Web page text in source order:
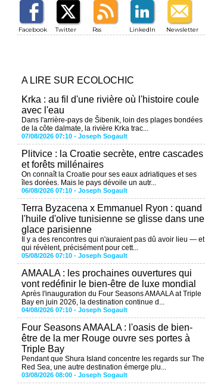
Facebook Twitter Rss LinkedIn Newsletter
A LIRE SUR ECOLOCHIC
Krka : au fil d'une rivière où l'histoire coule
avec l'eau
Dans l'arrière-pays de Šibenik, loin des plages bondées
de la côte dalmate, la rivière Krka trac...
07/08/2026 07:10 - Joseph Sogault
Plitvice : la Croatie secrète, entre cascades
et forêts millénaires
On connaît la Croatie pour ses eaux adriatiques et ses
îles dorées. Mais le pays dévoile un autr...
06/08/2026 07:10 - Joseph Sogault
Terra Byzacena x Emmanuel Ryon : quand
l'huile d'olive tunisienne se glisse dans une
glace parisienne
Il y a des rencontres qui n'auraient pas dû avoir lieu — et
qui révèlent, précisément pour cett...
05/08/2026 07:10 - Joseph Sogault
AMAALA : les prochaines ouvertures qui
vont redéfinir le bien-être de luxe mondial
Après l'inauguration du Four Seasons AMAALA at Triple
Bay en juin 2026, la destination continue d...
04/08/2026 07:10 - Joseph Sogault
Four Seasons AMAALA : l'oasis de bien-
être de la mer Rouge ouvre ses portes à
Triple Bay
Pendant que Shura Island concentre les regards sur The
Red Sea, une autre destination émerge plu...
03/08/2026 08:00 - Joseph Sogault